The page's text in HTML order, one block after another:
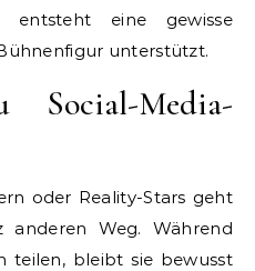
entsteht eine gewisse
unterstützt.
Social-Media-
oder Reality-Stars geht
anderen Weg. Während
teilen, bleibt sie bewusst